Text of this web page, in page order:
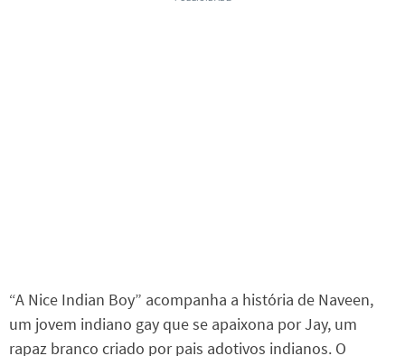
“A Nice Indian Boy” acompanha a história de Naveen,
um jovem indiano gay que se apaixona por Jay, um
rapaz branco criado por pais adotivos indianos. O